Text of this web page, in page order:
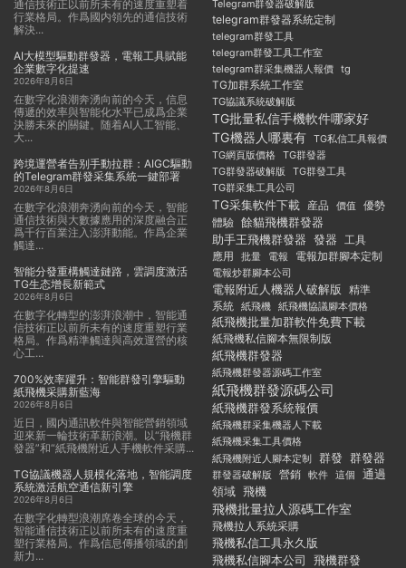
通信技術正以前所未有的速度重塑着
行業格局。作爲國内領先的通信技術
解決...
AI大模型驅動群發器，電報工具賦能
企業數字化提速
2026年8月6日
在數字化浪潮奔湧向前的今天，信息
傳遞的效率與智能化水平已成爲企業
決勝未來的關鍵。随着AI人工智能、
大...
跨境運營者告别手動拉群：AIGC驅動
的Telegram群發采集系統一鍵部署
2026年8月6日
在數字化浪潮奔湧向前的今天，智能
通信技術與大數據應用的深度融合正
爲千行百業注入澎湃動能。作爲企業
觸達...
智能分發重構觸達鏈路，雲調度激活
TG生态增長新範式
2026年8月6日
在數字化轉型的澎湃浪潮中，智能通
信技術正以前所未有的速度重塑行業
格局。作爲精準觸達與高效運營的核
心工...
700%效率躍升：智能群發引擎驅動
紙飛機采購新藍海
2026年8月6日
近日，國内通訊軟件與智能營銷領域
迎來新一輪技術革新浪潮。以“飛機群
發器”和“紙飛機附近人手機軟件采購...
TG協議機器人規模化落地，智能調度
系統激活航空通信新引擎
2026年8月6日
在數字化轉型浪潮席卷全球的今天，
智能通信技術正以前所未有的速度重
塑行業格局。作爲信息傳播領域的創
新力...
Telegram群發器破解版
telegram群發器系統定制
telegram群發工具
telegram群發工具工作室
telegram群采集機器人報價 tg
TG加群系統工作室
TG協議系統破解版
TG批量私信手機軟件哪家好
TG機器人哪裏有
TG私信工具報價
TG網頁版價格
TG群發器
TG群發器破解版
TG群發工具
TG群采集工具公司
TG采集軟件下載 産品 價值 優勢
體驗 餘貓飛機群發器
助手王飛機群發器 發器 工具
應用
批量 電報 電報加群腳本定制
電報炒群腳本公司
電報附近人機器人破解版 精準
系統 紙飛機 紙飛機協議腳本價格
紙飛機批量加群軟件免費下載
紙飛機私信腳本無限制版
紙飛機群發器
紙飛機群發器源碼工作室
紙飛機群發源碼公司
紙飛機群發系統報價
紙飛機群采集機器人下載
紙飛機采集工具價格
紙飛機附近人腳本定制
群發 群發器
群發器破解版 營銷 軟件 這個
通過
領域 飛機
飛機批量拉人源碼工作室
飛機拉人系統采購
飛機私信工具永久版
飛機私信腳本公司
飛機群發